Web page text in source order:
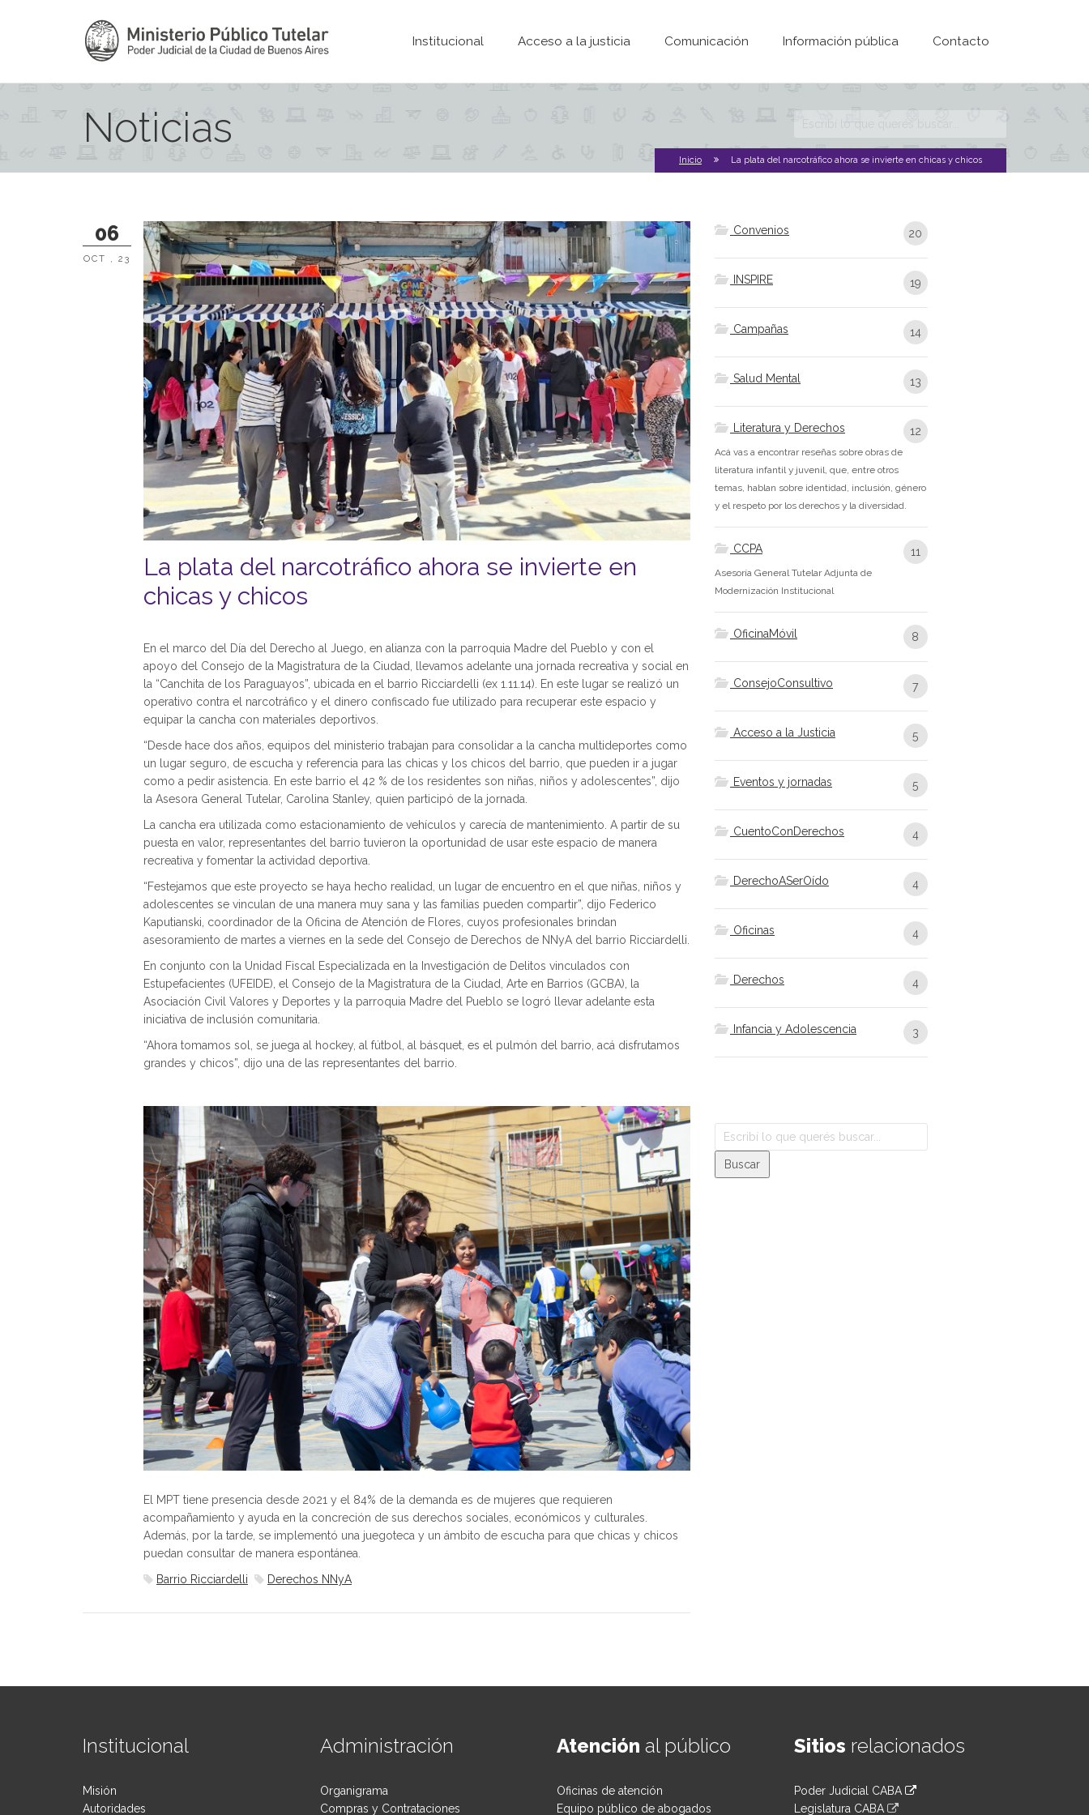
Institucional Acceso a la justicia Comunicación Información pública Contacto
Noticias
Formulario de
búsqueda
Inicio La plata del narcotráfico ahora se invierte en chicas y chicos
La plata del narcotráfico ahora se invierte en
chicas y chicos
06
OCT , 23
En el marco del Día del Derecho al Juego, en alianza con la parroquia Madre del Pueblo y con el
apoyo del Consejo de la Magistratura de la Ciudad, llevamos adelante una jornada recreativa y social en
la “Canchita de los Paraguayos”, ubicada en el barrio Ricciardelli (ex 1.11.14). En este lugar se realizó un
operativo contra el narcotráfico y el dinero confiscado fue utilizado para recuperar este espacio y
equipar la cancha con materiales deportivos.
“Desde hace dos años, equipos del ministerio trabajan para consolidar a la cancha multideportes como
un lugar seguro, de escucha y referencia para las chicas y los chicos del barrio, que pueden ir a jugar
como a pedir asistencia. En este barrio el 42 % de los residentes son niñas, niños y adolescentes”, dijo
la Asesora General Tutelar, Carolina Stanley, quien participó de la jornada.
La cancha era utilizada como estacionamiento de vehículos y carecía de mantenimiento. A partir de su
puesta en valor, representantes del barrio tuvieron la oportunidad de usar este espacio de manera
recreativa y fomentar la actividad deportiva.
“Festejamos que este proyecto se haya hecho realidad, un lugar de encuentro en el que niñas, niños y
adolescentes se vinculan de una manera muy sana y las familias pueden compartir”, dijo Federico
Kaputianski, coordinador de la Oficina de Atención de Flores, cuyos profesionales brindan
asesoramiento de martes a viernes en la sede del Consejo de Derechos de NNyA del barrio Ricciardelli.
En conjunto con la Unidad Fiscal Especializada en la Investigación de Delitos vinculados con
Estupefacientes (UFEIDE), el Consejo de la Magistratura de la Ciudad, Arte en Barrios (GCBA), la
Asociación Civil Valores y Deportes y la parroquia Madre del Pueblo se logró llevar adelante esta
iniciativa de inclusión comunitaria.
“Ahora tomamos sol, se juega al hockey, al fútbol, al básquet, es el pulmón del barrio, acá disfrutamos
grandes y chicos”, dijo una de las representantes del barrio.
El MPT tiene presencia desde 2021 y el 84% de la demanda es de mujeres que requieren
acompañamiento y ayuda en la concreción de sus derechos sociales, económicos y culturales.
Además, por la tarde, se implementó una juegoteca y un ámbito de escucha para que chicas y chicos
puedan consultar de manera espontánea.
Barrio Ricciardelli
Derechos NNyA
Convenios 20
INSPIRE 19
Campañas 14
Salud Mental 13
Literatura y Derechos 12
Acá vas a encontrar reseñas sobre obras de
literatura infantil y juvenil, que, entre otros
temas, hablan sobre identidad, inclusión, género
y el respeto por los derechos y la diversidad.
CCPA 11
Asesoría General Tutelar Adjunta de
Modernización Institucional
OficinaMóvil 8
ConsejoConsultivo 7
Acceso a la Justicia 5
Eventos y jornadas 5
CuentoConDerechos 4
DerechoASerOído 4
Oficinas 4
Derechos 4
Infancia y Adolescencia 3
Institucional
Misión
Autoridades
Administración
Organigrama
Compras y Contrataciones
Atención al público
Oficinas de atención
Equipo público de abogados
Sitios relacionados
Poder Judicial CABA
Legislatura CABA